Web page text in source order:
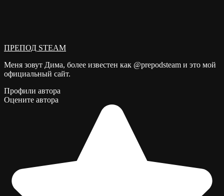
ПРЕПОД STEAM
Меня зовут Дима, более известен как @prepodsteam и это мой
официальный сайт.
Профили автора
Оцените автора